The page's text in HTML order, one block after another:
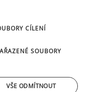
ÚDAJŮ
provozovatele zakázáno.
CÍLENÍ
SOUBORY
VŠE ODMÍTNOUT